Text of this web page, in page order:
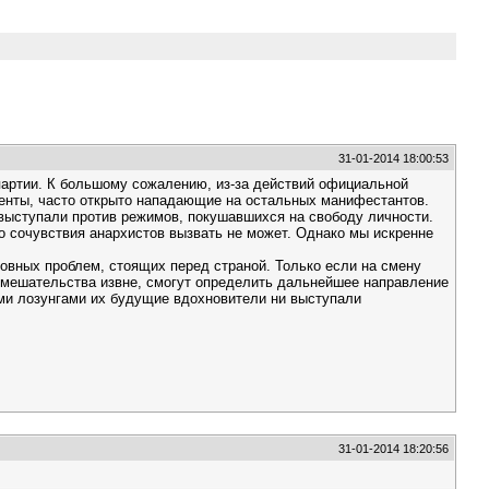
31-01-2014 18:00:53
К большому сожалению, из-за действий официальной
часто открыто нападающие на остальных манифестантов.
против режимов, покушавшихся на свободу личности.
анархистов вызвать не может. Однако мы искренне
проблем, стоящих перед страной. Только если на смену
извне, смогут определить дальнейшее направление
лозунгами их будущие вдохновители ни выступали
31-01-2014 18:20:56